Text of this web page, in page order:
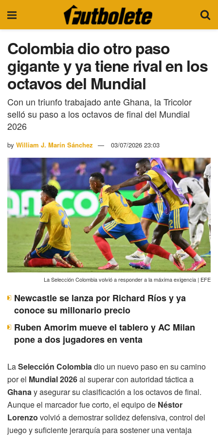
Colombia dio otro paso
gigante y ya tiene rival en los
octavos del Mundial
Con un triunfo trabajado ante Ghana, la Tricolor
selló su paso a los octavos de final del Mundial
2026
by William J. Marín Sánchez 03/07/2026 23:03
La Selección Colombia volvió a responder a la máxima exigencia | EFE
Newcastle se lanza por Richard Ríos y ya
conoce su millonario precio
Ruben Amorim mueve el tablero y AC Milan
pone a dos jugadores en venta
LaSelección Colombiadio un nuevo paso en su camino
por el Mundial 2026al superar con autoridad táctica a
Ghanay asegurar su clasificación a los octavos de final.
Aunque el marcador fue corto, el equipo de Néstor
Lorenzo volvió a demostrar solidez defensiva, control del
juego y suficiente jerarquía para sostener una ventaja